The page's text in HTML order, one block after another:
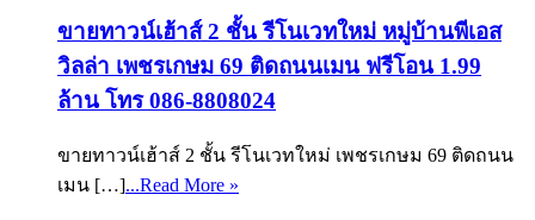
ขายทาวน์เฮ้าส์ 2 ชั้น รีโนเวทใหม่ หมู่บ้านพีเอส
วิลล่า เพชรเกษม 69 ติดถนนเมน ฟรีโอน 1.99
ล้าน โทร 086-8808024
ขายทาวน์เฮ้าส์ 2 ชั้น รีโนเวทใหม่ เพชรเกษม 69 ติดถนน
เมน […]...Read More »